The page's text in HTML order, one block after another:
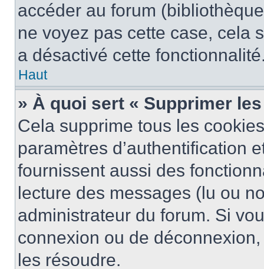
accéder au forum
ne voyez pas cette case, cela
a désactivé cette
Haut
» À quoi sert « Supprimer
Cela supprime tous les
paramètres d’authentification
fournissent aussi des
lecture des messages (lu ou
administrateur du forum. Si
connexion ou de
les résoudre.